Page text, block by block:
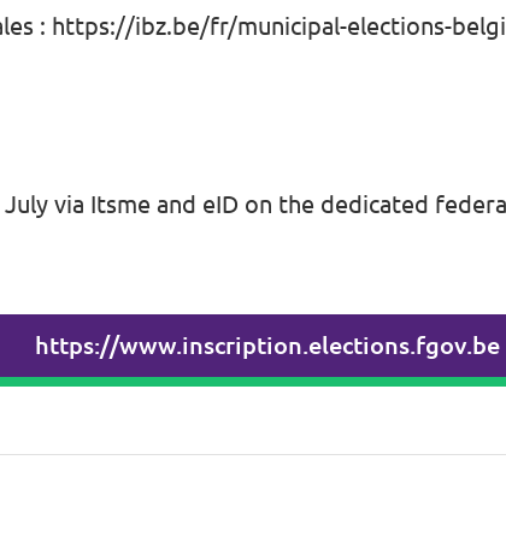
: https://ibz.be/fr/municipal-elections-
via Itsme and eID on the dedicated
https://www.inscription.elections.fgov.be